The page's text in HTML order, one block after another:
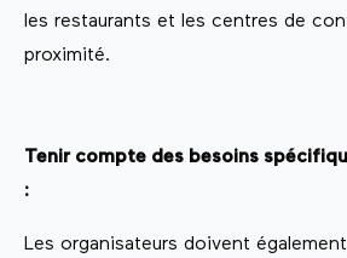
les restaurants et les centres de
proximité.
Tenir compte des besoins
:
Les organisateurs doivent